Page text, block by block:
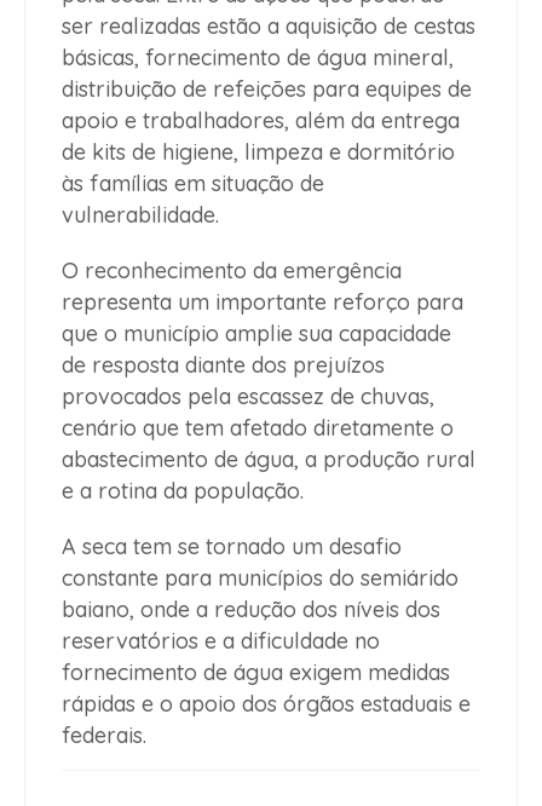
ser realizadas estão a aquisição de cestas
básicas, fornecimento de água mineral,
distribuição de refeições para equipes de
apoio e trabalhadores, além da entrega
de kits de higiene, limpeza e dormitório
às famílias em situação de
vulnerabilidade.
O reconhecimento da emergência
representa um importante reforço para
que o município amplie sua capacidade
de resposta diante dos prejuízos
provocados pela escassez de chuvas,
cenário que tem afetado diretamente o
abastecimento de água, a produção rural
e a rotina da população.
A seca tem se tornado um desafio
constante para municípios do semiárido
baiano, onde a redução dos níveis dos
reservatórios e a dificuldade no
fornecimento de água exigem medidas
rápidas e o apoio dos órgãos estaduais e
federais.